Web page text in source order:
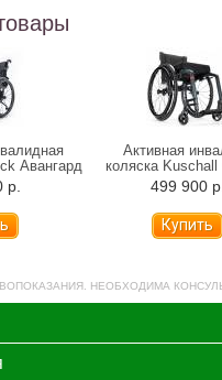
Авангард
р.
Активная
коляска Kuschall
499 900 р.
НЕОБХОДИМА